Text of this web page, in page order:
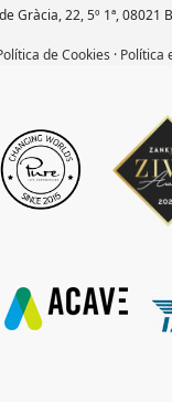
Gràcia, 22, 5º 1ª, 08021
de Cookies · Política